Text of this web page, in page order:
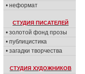
• неформат
СТУДИЯ ПИСАТЕЛЕЙ
• золотой фонд прозы
• публицистика
• загадки творчества
СТУДИЯ ХУДОЖНИКОВ